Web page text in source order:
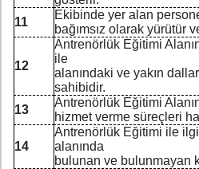
11
Ekibinde yer alan
bağımsız olarak yürütür
12
Antrenörlük Eğitimi
ile
alanındaki ve yakın
sahibidir.
13
Antrenörlük Eğitimi
hizmet verme süreçleri
14
Antrenörlük Eğitimi ile
alanında
bulunan ve bulunmayan